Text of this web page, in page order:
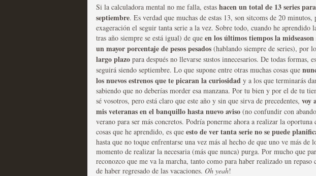
MOLTISANTI
Recomendación de la semana
The Get Down o cómo acabar siendo
series más caras de la historia
MOLTISANTI
Recomendación de la semana
Si la calculadora mental no me falla, estas hacen un total de 13 series
septiembre. Es verdad que muchas de estas 13, son sitcoms de 20 minutos,
exageración el seguir tanta serie a la vez. Sobre todo, cuando he aprendido
tras año siempre se está igual) de que en los últimos tiempos la midseason
un mayor porcentaje de pesos pesados (hablando siempre de series), por
largo plazo para después no llevarse sustos innecesarios. De todas formas,
seguirá siendo septiembre. Lo que supone entre otras muchas cosas que
los nuevos estrenos que te picaran la curiosidad y a los que terminarás
sabiendo que no deberías morder esa manzana. Por tu bien y por el de tu
sé vosotros, pero está claro que este año y sin que sirva de precedentes, voy
mis veteranas en el banquillo hasta nuevo aviso (no confundir con
verano para ser más concretos. Podría ponerme ahora a realizar la
cosas que he aprendido, es que esto de ver tanta serie no se puede
hasta que no toque enfrentarse una vez más al hecho de que uno ve más de
momento de realizar la necesaria (más que nunca) purga. Por mucho que
reconozco que me va la marcha, tanto como para haber realizado un repaso
de haber regresado de las vacaciones. Oh yeah!